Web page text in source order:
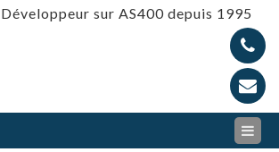
Développeur sur AS400 depuis 1995